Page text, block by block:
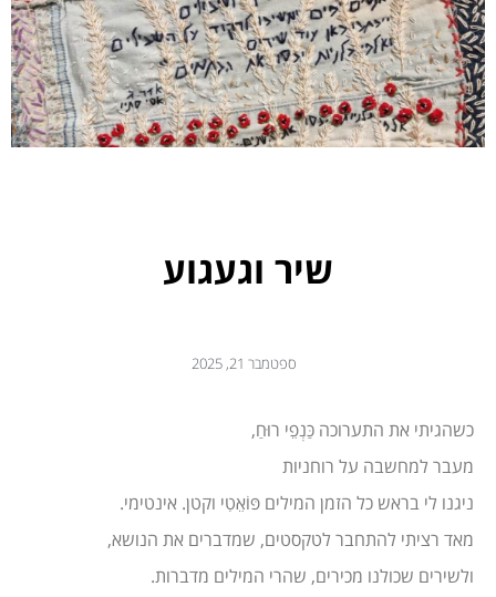
שיר וגעגוע
ספטמבר 21, 2025
כשהגיתי את התערוכה כַּנְפֵי רוּחַ,
מעבר למחשבה על רוחניות
ניגנו לי בראש כל הזמן המילים פּוֹאֵטִי וקטן. אינטימי.
מאד רציתי להתחבר לטקסטים, שמדברים את הנושא,
ולשירים שכולנו מכירים, שהרי המילים מדברות.